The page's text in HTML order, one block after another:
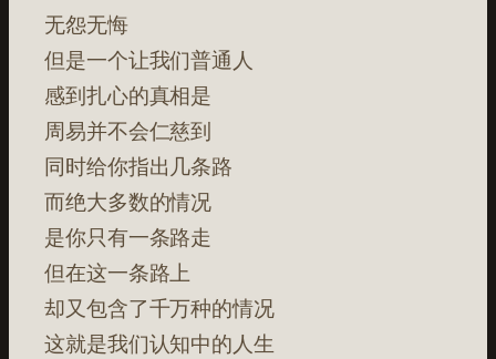
无怨无悔
但是一个让我们普通人
感到扎心的真相是
周易并不会仁慈到
同时给你指出几条路
而绝大多数的情况
是你只有一条路走
但在这一条路上
却又包含了千万种的情况
这就是我们认知中的人生